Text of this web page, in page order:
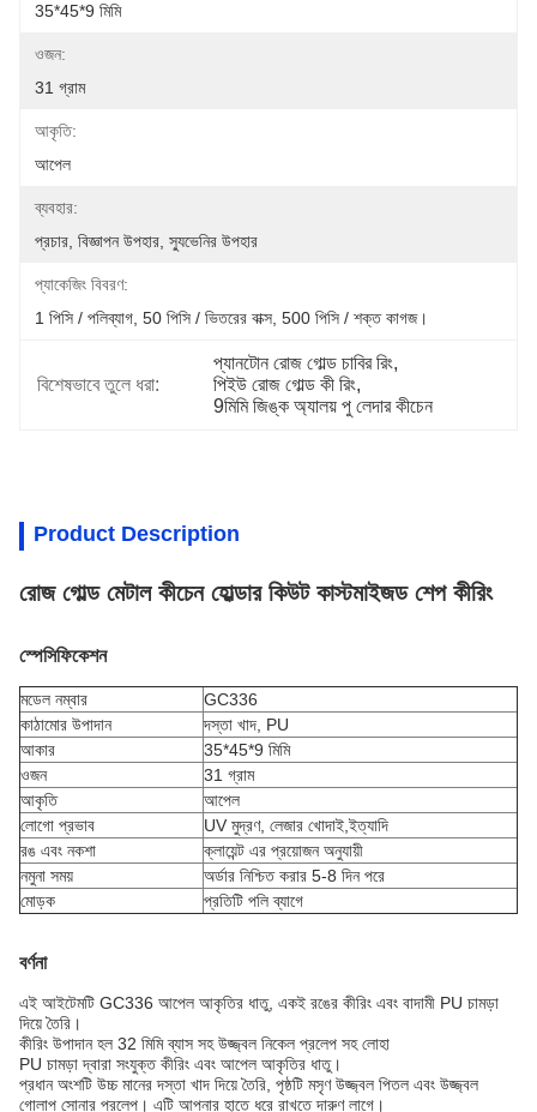
35*45*9 মিমি
ওজন:
31 গ্রাম
আকৃতি:
আপেল
ব্যবহার:
প্রচার, বিজ্ঞাপন উপহার, স্যুভেনির উপহার
প্যাকেজিং বিবরণ:
1 পিসি / পলিব্যাগ, 50 পিসি / ভিতরের বাক্স, 500 পিসি / শক্ত কাগজ।
বিশেষভাবে তুলে ধরা:
প্যানটোন রোজ গোল্ড চাবির রিং,
পিইউ রোজ গোল্ড কী রিং,
9মিমি জিঙ্ক অ্যালয় পু লেদার কীচেন
Product Description
রোজ গোল্ড মেটাল কীচেন হোল্ডার কিউট কাস্টমাইজড শেপ কীরিং
স্পেসিফিকেশন
মডেল নম্বার
GC336
কাঠামোর উপাদান
দস্তা খাদ, PU
আকার
35*45*9 মিমি
ওজন
31 গ্রাম
আকৃতি
আপেল
লোগো প্রভাব
UV মুদ্রণ, লেজার খোদাই,ইত্যাদি
রঙ এবং নকশা
ক্লায়েন্ট এর প্রয়োজন অনুযায়ী
নমুনা সময়
অর্ডার নিশ্চিত করার 5-8 দিন পরে
মোড়ক
প্রতিটি পলি ব্যাগে
বর্ণনা
এই আইটেমটি GC336 আপেল আকৃতির ধাতু, একই রঙের কীরিং এবং বাদামী PU চামড়া
দিয়ে তৈরি।
কীরিং উপাদান হল 32 মিমি ব্যাস সহ উজ্জ্বল নিকেল প্রলেপ সহ লোহা
PU চামড়া দ্বারা সংযুক্ত কীরিং এবং আপেল আকৃতির ধাতু।
প্রধান অংশটি উচ্চ মানের দস্তা খাদ দিয়ে তৈরি, পৃষ্ঠটি মসৃণ উজ্জ্বল পিতল এবং উজ্জ্বল
গোলাপ সোনার প্রলেপ। এটি আপনার হাতে ধরে রাখতে দারুণ লাগে।